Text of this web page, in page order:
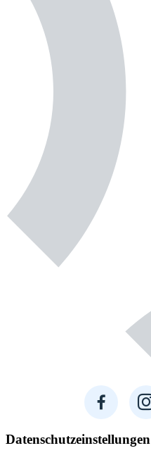
Datenschutzeinstellungen